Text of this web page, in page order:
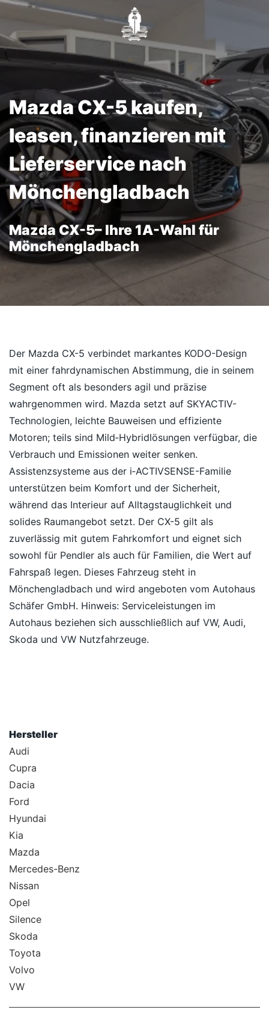
Mazda CX-5 kaufen,
leasen, finanzieren mit
Lieferservice nach
Mönchengladbach
Mazda CX-5– Ihre 1A-Wahl für
Mönchengladbach
Der Mazda CX-5 verbindet markantes KODO-Design
mit einer fahrdynamischen Abstimmung, die in seinem
Segment oft als besonders agil und präzise
wahrgenommen wird. Mazda setzt auf SKYACTIV-
Technologien, leichte Bauweisen und effiziente
Motoren; teils sind Mild‑Hybridlösungen verfügbar, die
Verbrauch und Emissionen weiter senken.
Assistenzsysteme aus der i‑ACTIVSENSE-Familie
unterstützen beim Komfort und der Sicherheit,
während das Interieur auf Alltagstauglichkeit und
solides Raumangebot setzt. Der CX-5 gilt als
zuverlässig mit gutem Fahrkomfort und eignet sich
sowohl für Pendler als auch für Familien, die Wert auf
Fahrspaß legen. Dieses Fahrzeug steht in
Mönchengladbach und wird angeboten vom Autohaus
Schäfer GmbH. Hinweis: Serviceleistungen im
Autohaus beziehen sich ausschließlich auf VW, Audi,
Skoda und VW Nutzfahrzeuge.
Hersteller
Audi
Cupra
Dacia
Ford
Hyundai
Kia
Mazda
Mercedes-Benz
Nissan
Opel
Silence
Skoda
Toyota
Volvo
VW